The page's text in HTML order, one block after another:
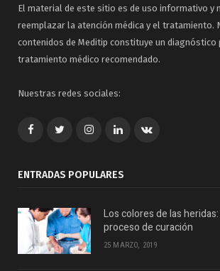
El material de este sitio es de uso informativo y
reemplazar la atención médica y el tratamiento.
contenidos de Meditip constituye un diagnóstico
tratamiento médico recomendado.
Nuestras redes sociales:
FacebookTwitterGoogle+LinkedInVK
ENTRADAS POPULARES
Los colores de las
proceso de curación
25 MARZO, 2019